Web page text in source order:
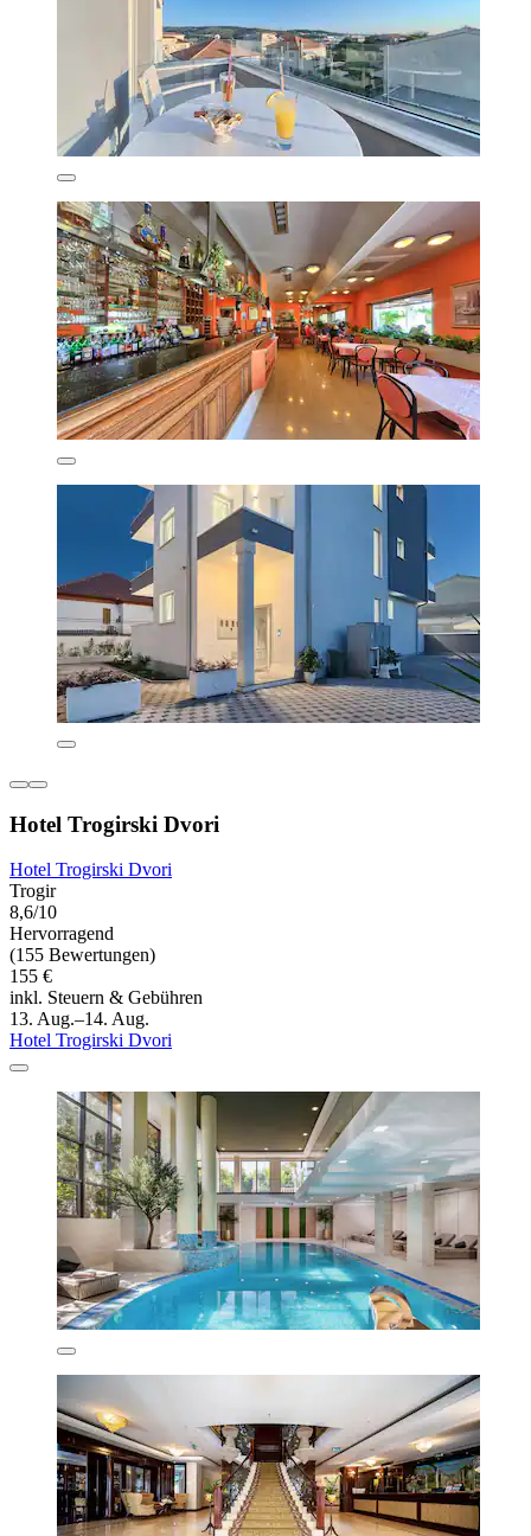
Hotel Trogirski Dvori
Hotel Trogirski Dvori
Trogir
8,6/10
Hervorragend
(155 Bewertungen)
155 €
inkl. Steuern & Gebühren
13. Aug.–14. Aug.
Hotel Trogirski Dvori